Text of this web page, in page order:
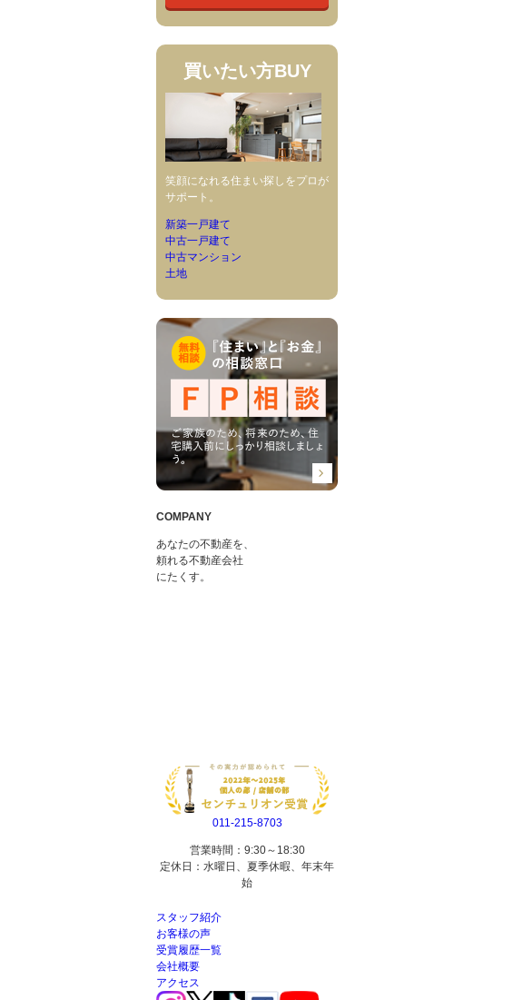
買いたい方BUY
笑顔になれる住まい探しをプロが
サポート。
新築一戸建て
中古一戸建て
中古マンション
土地
COMPANY
あなたの不動産を、
頼れる不動産会社
にたくす。
011-215-8703
営業時間：9:30～18:30
定休日：水曜日、夏季休暇、年末年
始
スタッフ紹介
お客様の声
受賞履歴一覧
会社概要
アクセス